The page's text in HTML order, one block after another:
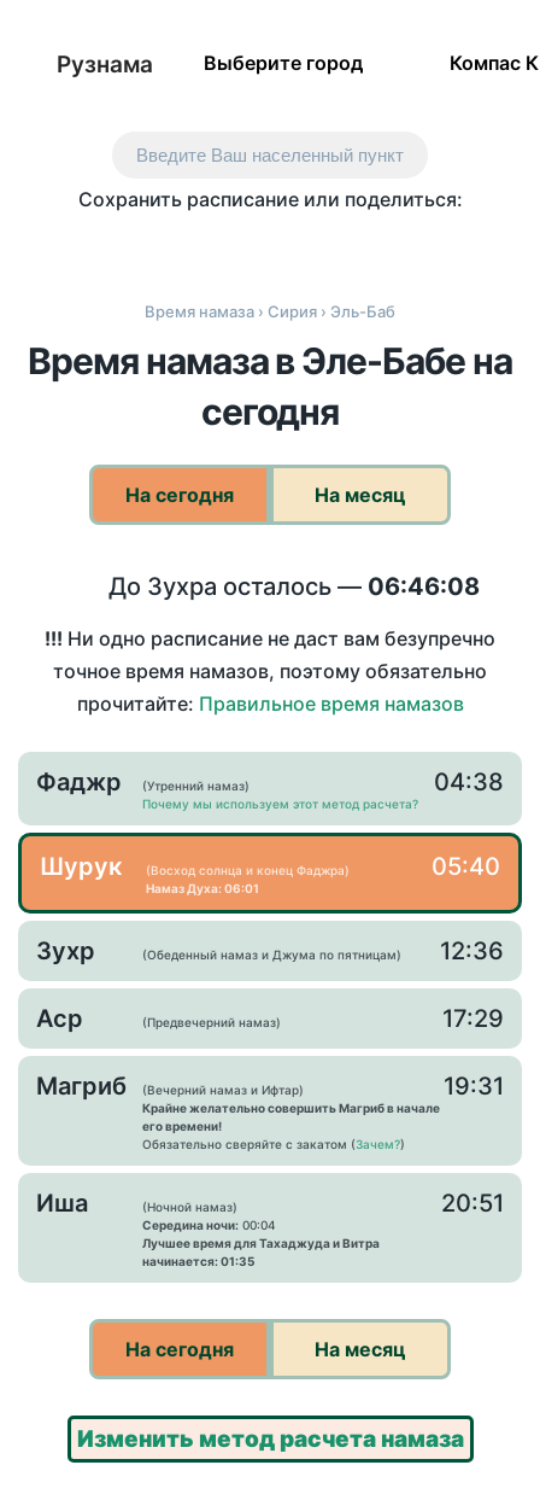
Рузнама Выберите город Компас
Введите Ваш населенный пункт
Сохранить расписание или поделиться:
Время намаза › Сирия › Эль-Баб
Время намаза в Эле-Бабе на
сегодня
На сегодня На месяц
До Зухра осталось — 06:46:08
!!! Ни одно расписание не даст вам безупречно
точное время намазов, поэтому обязательно
прочитайте: Правильное время намазов
Фаджр
(Утренний намаз)
Почему мы используем этот метод расчета?
04:38
Шурук
(Восход солнца и конец Фаджра)
Намаз Духа: 06:01
05:40
Зухр (Обеденный намаз и Джума по пятницам) 12:36
Аср (Предвечерний намаз) 17:29
Магриб
(Вечерний намаз и Ифтар)
Крайне желательно совершить Магриб в начале
его времени!
Обязательно сверяйте с закатом (Зачем?)
19:31
Иша
(Ночной намаз)
Середина ночи: 00:04
Лучшее время для Тахаджуда и Витра
начинается: 01:35
20:51
На сегодня На месяц
Изменить метод расчета намаза